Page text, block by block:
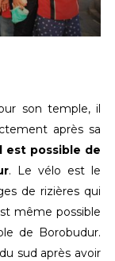
son temple, il
après sa
est possible de
. Le vélo est le
de rizières qui
même possible
de Borobudur.
sud après avoir